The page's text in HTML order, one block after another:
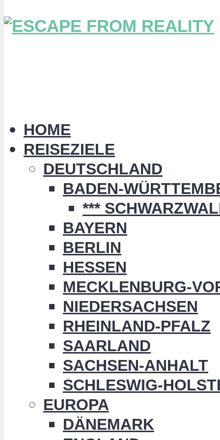
HOME
REISEZIELE
DEUTSCHLAND
BADEN-
***
BAYERN
BERLIN
HESSEN
MECKLENBURG-
NIEDERSACHSEN
RHEINLAND-PFALZ
SAARLAND
SACHSEN-ANHALT
SCHLESWIG-
EUROPA
DÄNEMARK